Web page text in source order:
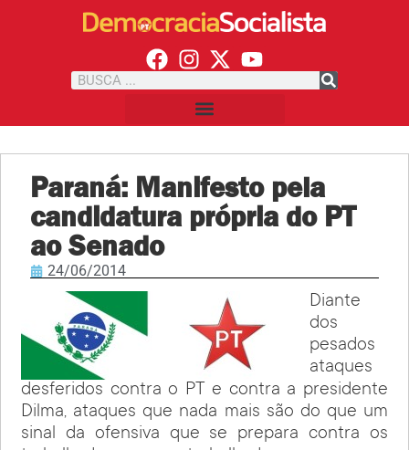
Paraná: Manifesto pela
candidatura própria do PT
ao Senado
24/06/2014
Diante
dos
pesados
ataques
desferidos contra o PT e contra a presidente
Dilma, ataques que nada mais são do que um
sinal da ofensiva que se prepara contra os